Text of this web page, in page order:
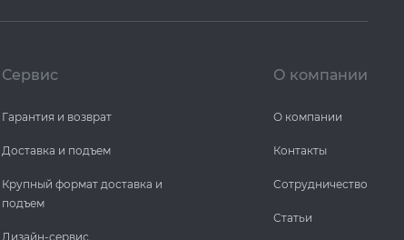
Сервис
Гарантия и возврат
Доставка и подъем
Крупный формат доставка и
подъем
Дизайн-сервис
О компании
О компании
Контакты
Сотрудничество
Статьи